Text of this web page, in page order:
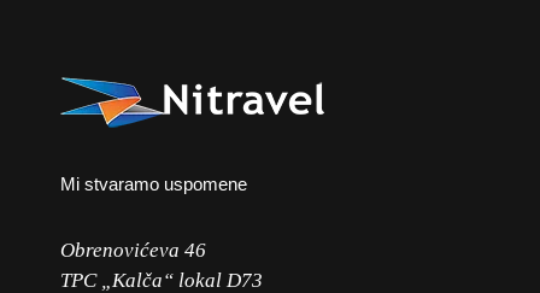
Mi stvaramo uspomene
Obrenovićeva 46
TPC „Kalča“ lokal D73